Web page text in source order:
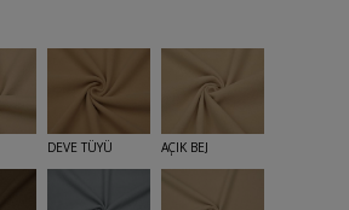
DEVE TÜYÜ AÇIK BEJ